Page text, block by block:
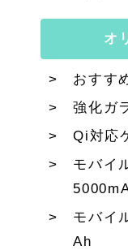
オ
おすす
強化ガ
Qi対応
モバイ
モバイ
Ah